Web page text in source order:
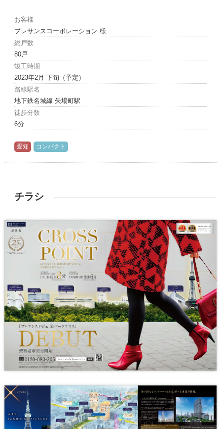
お客様
プレサンスコーポレーション 様
総戸数
80戸
竣工時期
2023年2月 下旬（予定）
路線駅名
地下鉄名城線 矢場町駅
徒歩分数
6分
愛知 コンパクト
チラシ